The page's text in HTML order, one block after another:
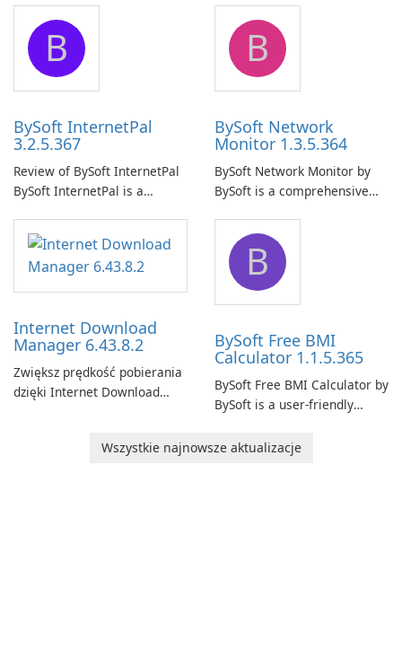
application designed to
ensure the continuous and
uninterrupted operation of
your computer system.
application that allows users
to easily browse and manage
shared folders on their
network.
B
BySoft InternetPal
3.2.5.367
Review of BySoft InternetPal
BySoft InternetPal is a
application designed to
monitor your internet
connection and provide real-
time insights into its
B
BySoft Network
Monitor 1.3.5.364
BySoft Network Monitor by
BySoft is a comprehensive
designed to help businesses
effectively manage their
network infrastructure.
Internet Download
Manager 6.43.8.2
Zwiększ prędkość pobierania
dzięki Internet Download
B
BySoft Free BMI
Calculator 1.1.5.365
BySoft Free BMI Calculator by
BySoft is a user-friendly
designed to help you
Wszystkie najnowsze aktualizacje